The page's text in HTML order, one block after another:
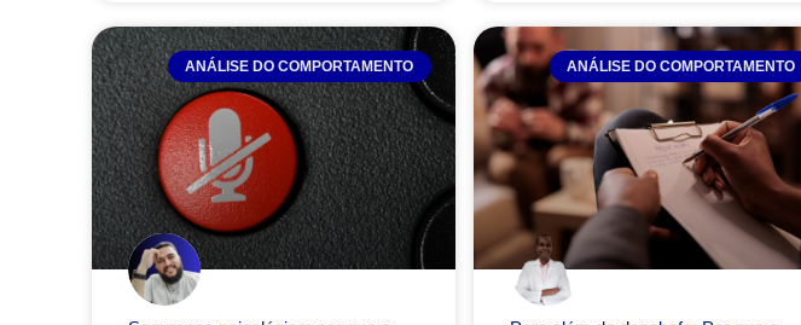
ANÁLISE DO COMPORTAMENTO ANÁLISE DO COMPORTAMENTO